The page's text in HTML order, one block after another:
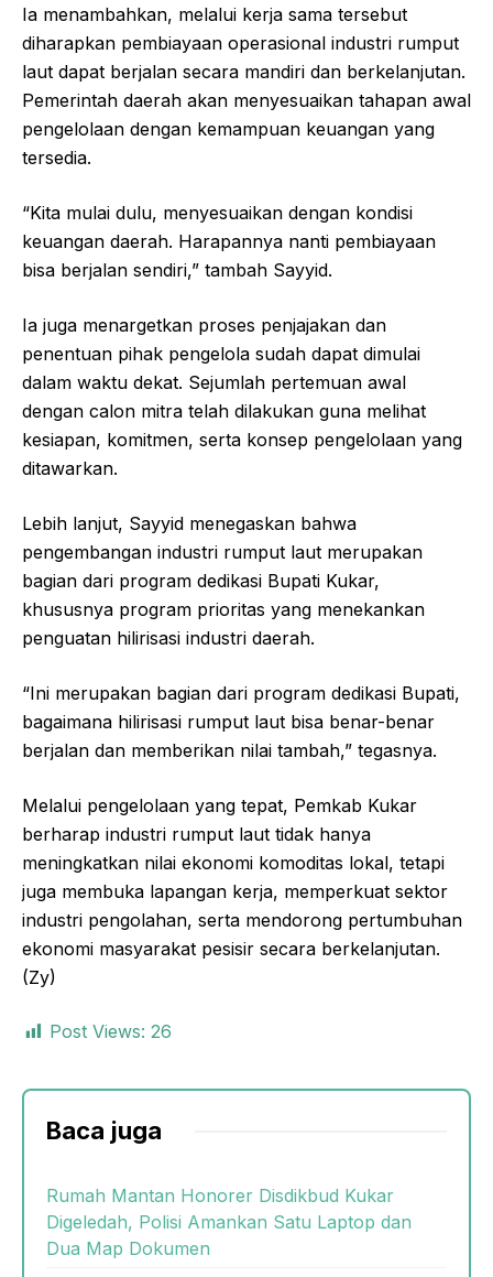
Ia menambahkan, melalui kerja sama tersebut
diharapkan pembiayaan operasional industri rumput
laut dapat berjalan secara mandiri dan berkelanjutan.
Pemerintah daerah akan menyesuaikan tahapan awal
pengelolaan dengan kemampuan keuangan yang
tersedia.
“Kita mulai dulu, menyesuaikan dengan kondisi
keuangan daerah. Harapannya nanti pembiayaan
bisa berjalan sendiri,” tambah Sayyid.
Ia juga menargetkan proses penjajakan dan
penentuan pihak pengelola sudah dapat dimulai
dalam waktu dekat. Sejumlah pertemuan awal
dengan calon mitra telah dilakukan guna melihat
kesiapan, komitmen, serta konsep pengelolaan yang
ditawarkan.
Lebih lanjut, Sayyid menegaskan bahwa
pengembangan industri rumput laut merupakan
bagian dari program dedikasi Bupati Kukar,
khususnya program prioritas yang menekankan
penguatan hilirisasi industri daerah.
“Ini merupakan bagian dari program dedikasi Bupati,
bagaimana hilirisasi rumput laut bisa benar-benar
berjalan dan memberikan nilai tambah,” tegasnya.
Melalui pengelolaan yang tepat, Pemkab Kukar
berharap industri rumput laut tidak hanya
meningkatkan nilai ekonomi komoditas lokal, tetapi
juga membuka lapangan kerja, memperkuat sektor
industri pengolahan, serta mendorong pertumbuhan
ekonomi masyarakat pesisir secara berkelanjutan.
(Zy)
Post Views: 26
Baca juga
Rumah Mantan Honorer Disdikbud Kukar
Digeledah, Polisi Amankan Satu Laptop dan
Dua Map Dokumen